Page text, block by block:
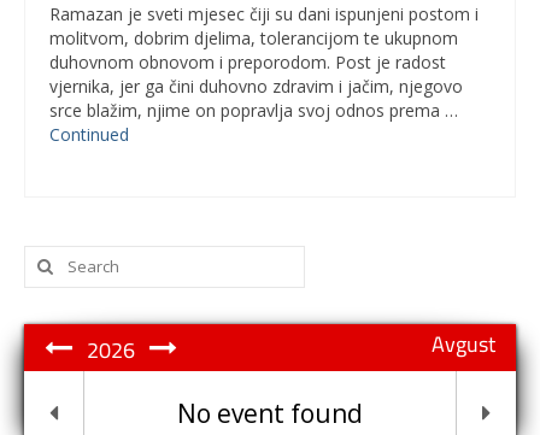
Ramazan je sveti mjesec čiji su dani ispunjeni postom i
molitvom, dobrim djelima, tolerancijom te ukupnom
duhovnom obnovom i preporodom. Post je radost
vjernika, jer ga čini duhovno zdravim i jačim, njegovo
srce blažim, njime on popravlja svoj odnos prema …
Continued
Search
for:
Avgust
2026
No event found